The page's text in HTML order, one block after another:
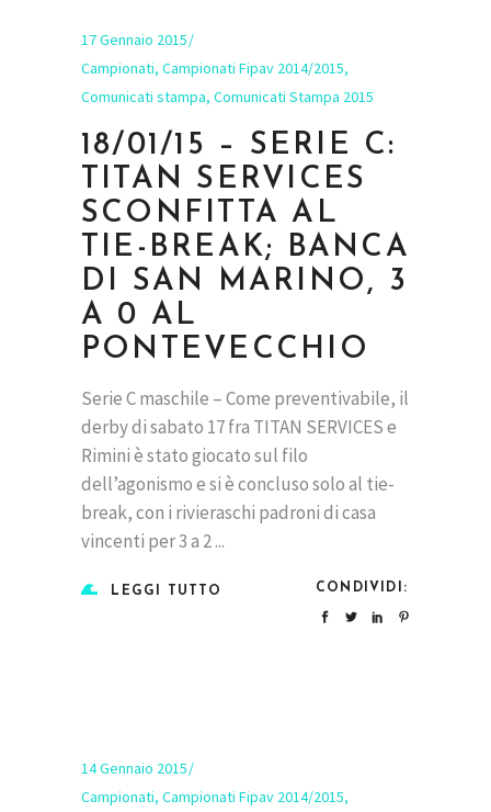
17 Gennaio 2015
Campionati, Campionati Fipav 2014/2015,
Comunicati stampa, Comunicati Stampa 2015
18/01/15 – SERIE C:
TITAN SERVICES
SCONFITTA AL
TIE-BREAK; BANCA
DI SAN MARINO, 3
A 0 AL
PONTEVECCHIO
Serie C maschile – Come preventivabile, il
derby di sabato 17 fra TITAN SERVICES e
Rimini è stato giocato sul filo
dell’agonismo e si è concluso solo al tie-
break, con i rivieraschi padroni di casa
vincenti per 3 a 2
LEGGI TUTTO CONDIVIDI:
14 Gennaio 2015
Campionati, Campionati Fipav 2014/2015,